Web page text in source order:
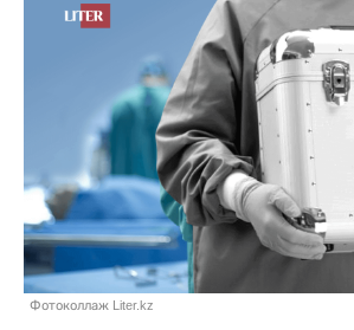
Фотоколлаж Liter.kz